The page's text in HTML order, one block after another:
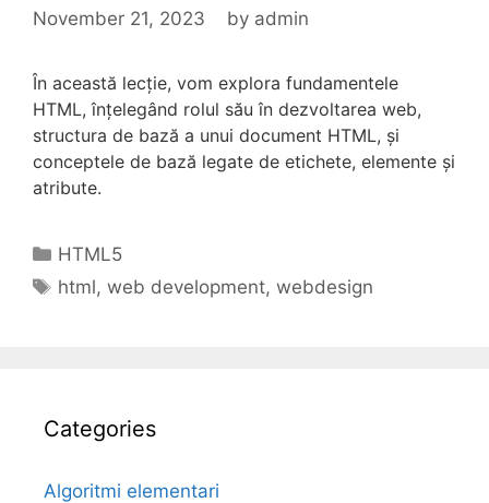
November 21, 2023 by admin
În această lecție, vom explora fundamentele
HTML, înțelegând rolul său în dezvoltarea web,
structura de bază a unui document HTML, și
conceptele de bază legate de etichete, elemente și
atribute.
Categories
HTML5
Tags
html,web development,webdesign
Categories
Algoritmi elementari